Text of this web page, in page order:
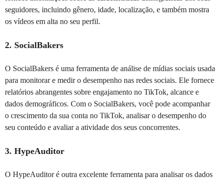
seguidores, incluindo gênero, idade, localização, e também mostra
os vídeos em alta no seu perfil.
2. SocialBakers
O SocialBakers é uma ferramenta de análise de mídias sociais usada
para monitorar e medir o desempenho nas redes sociais. Ele fornece
relatórios abrangentes sobre engajamento no TikTok, alcance e
dados demográficos. Com o SocialBakers, você pode acompanhar
o crescimento da sua conta no TikTok, analisar o desempenho do
seu conteúdo e avaliar a atividade dos seus concorrentes.
3. HypeAuditor
O HypeAuditor é outra excelente ferramenta para analisar os dados